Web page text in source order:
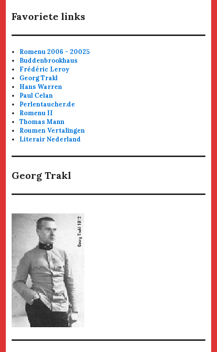
Favoriete links
Romenu 2006 - 20025
Buddenbrookhaus
Frédéric Leroy
Georg Trakl
Hans Warren
Paul Celan
Perlentaucher.de
Romenu II
Thomas Mann
Roumen Vertalingen
Literair Nederland
Georg Trakl